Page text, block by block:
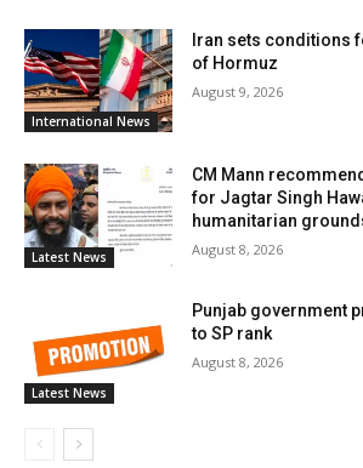
International News
Iran sets conditions
of Hormuz
August 9, 2026
Latest News
CM Mann
for Jagtar Singh
humanitarian
August 8, 2026
Latest News
Punjab government
to SP rank
August 8, 2026